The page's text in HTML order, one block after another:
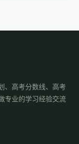
、高考分数线、高考
专业的学习经验交流